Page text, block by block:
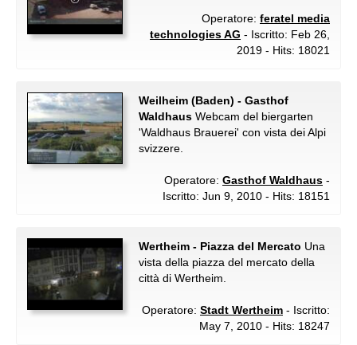
Operatore: feratel media
technologies AG - Iscritto: Feb 26,
2019 - Hits: 18021
Weilheim (Baden) - Gasthof
Waldhaus Webcam del biergarten
'Waldhaus Brauerei' con vista dei Alpi
svizzere.
Operatore: Gasthof Waldhaus -
Iscritto: Jun 9, 2010 - Hits: 18151
Wertheim - Piazza del Mercato Una
vista della piazza del mercato della
città di Wertheim.
Operatore: Stadt Wertheim - Iscritto:
May 7, 2010 - Hits: 18247